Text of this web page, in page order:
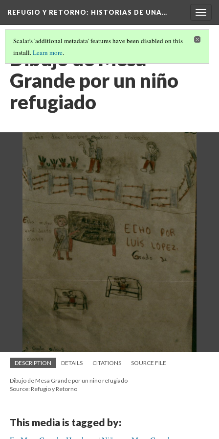
REFUGIO Y RETORNO: HISTORIAS DE UNA…
Scalar's 'additional metadata' features have been disabled on this
install.Learn more.
Dibujo de Mesa
Grande por un niño
refugiado
DESCRIPTION DETAILS CITATIONS SOURCE FILE
Dibujo de Mesa Grande por un niño refugiado
Source: Refugio y Retorno
This media is tagged by: